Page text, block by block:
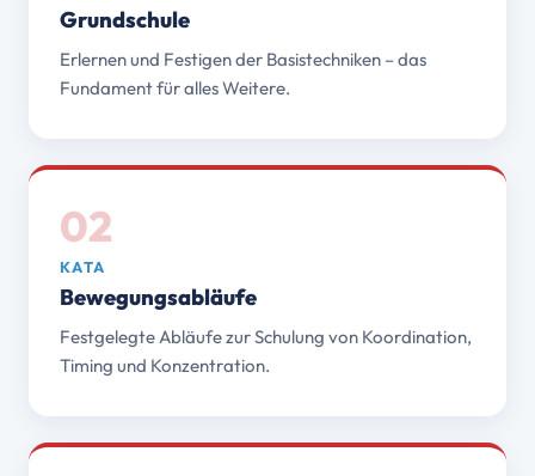
Grundschule
Erlernen und Festigen der Basistechniken – das
Fundament für alles Weitere.
02
KATA
Bewegungsabläufe
Festgelegte Abläufe zur Schulung von Koordination,
Timing und Konzentration.